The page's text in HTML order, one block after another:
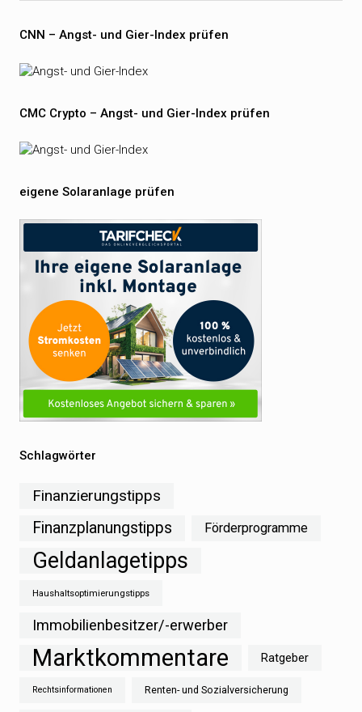
CNN – Angst- und Gier-Index prüfen
CMC Crypto – Angst- und Gier-Index prüfen
eigene Solaranlage prüfen
Schlagwörter
Finanzierungstipps
Finanzplanungstipps
Förderprogramme
Geldanlagetipps
Haushaltsoptimierungstipps
Immobilienbesitzer/-erwerber
Marktkommentare Ratgeber
Rechtsinformationen Renten- und Sozialversicherung